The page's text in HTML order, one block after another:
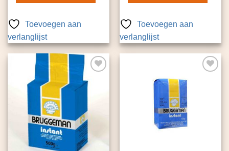
Toevoegen aan
verlanglijst
Toevoegen aan
verlanglijst
Toevoegen
aan
Toevoegen